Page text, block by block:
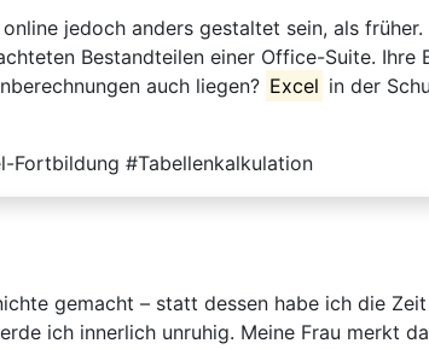
jedoch anders gestaltet sein, als früher.
Bestandteilen einer Office-Suite. Ihre
auch liegen? Excel in der
Fortbildung #Tabellenkalkulation
gemacht – statt dessen habe ich die
ich innerlich unruhig. Meine Frau merkt